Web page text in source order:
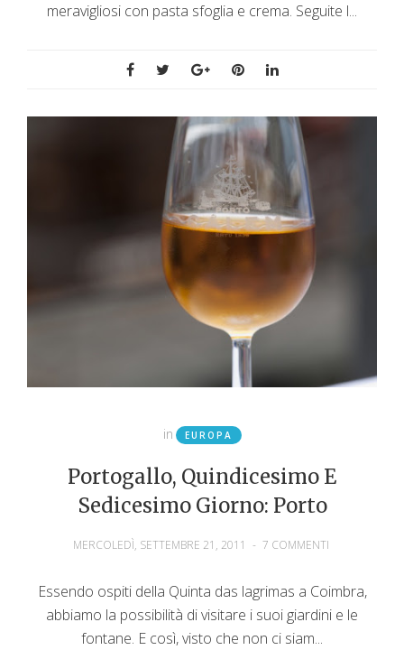
meravigliosi con pasta sfoglia e crema. Seguite l...
in EUROPA
Portogallo, Quindicesimo E
Sedicesimo Giorno: Porto
MERCOLEDÌ, SETTEMBRE 21, 2011 - 7 COMMENTI
Essendo ospiti della Quinta das lagrimas a Coimbra,
abbiamo la possibilità di visitare i suoi giardini e le
fontane. E così, visto che non ci siam...